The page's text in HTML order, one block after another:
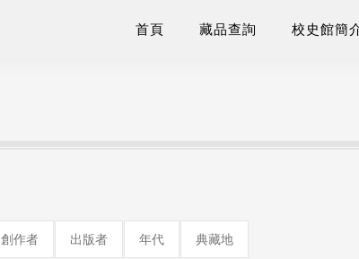
首頁 藏品查詢 校史館簡
創作者 出版者 年代 典藏地